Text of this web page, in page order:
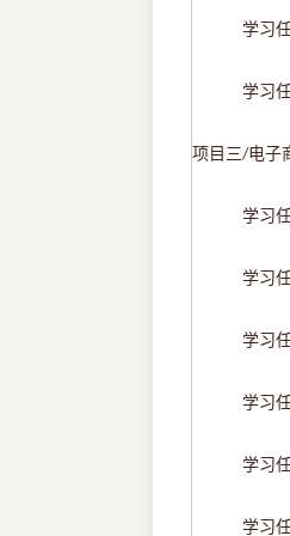
学习
学习
项目三/电子
学习
学习
学习
学习
学习
学习